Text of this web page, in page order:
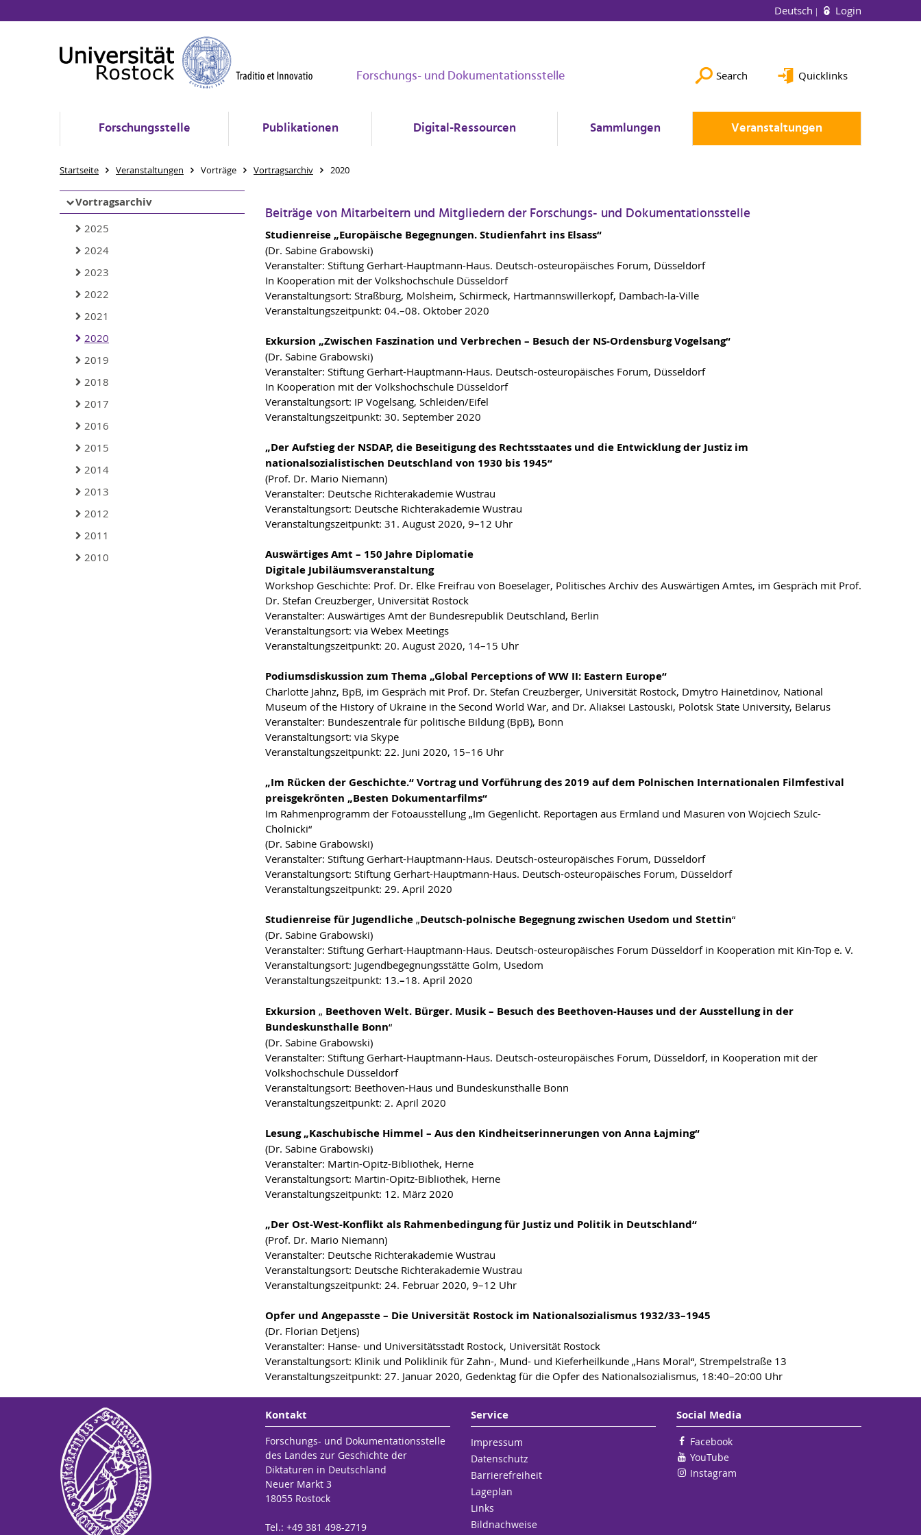
Deutsch Login
Forschungs- und Dokumentationsstelle Search Quicklinks
Forschungsstelle Publikationen Digital-Ressourcen Sammlungen Veranstaltungen
Startseite Veranstaltungen Vorträge Vortragsarchiv 2020
Vortragsarchiv
2025
2024
2023
2022
2021
2020
2019
2018
2017
2016
2015
2014
2013
2012
2011
2010
Beiträge von Mitarbeitern und Mitgliedern der Forschungs- und Dokumentationsstelle
Studienreise „Europäische Begegnungen. Studienfahrt ins Elsass“
(Dr. Sabine Grabowski)
Veranstalter: Stiftung Gerhart-Hauptmann-Haus. Deutsch-osteuropäisches Forum, Düsseldorf
In Kooperation mit der Volkshochschule Düsseldorf
Veranstaltungsort: Straßburg, Molsheim, Schirmeck, Hartmannswillerkopf, Dambach-la-Ville
Veranstaltungszeitpunkt: 04.–08. Oktober 2020
Exkursion „Zwischen Faszination und Verbrechen – Besuch der NS-Ordensburg Vogelsang“
(Dr. Sabine Grabowski)
Veranstalter: Stiftung Gerhart-Hauptmann-Haus. Deutsch-osteuropäisches Forum, Düsseldorf
In Kooperation mit der Volkshochschule Düsseldorf
Veranstaltungsort: IP Vogelsang, Schleiden/Eifel
Veranstaltungszeitpunkt: 30. September 2020
„Der Aufstieg der NSDAP, die Beseitigung des Rechtsstaates und die Entwicklung der Justiz im
nationalsozialistischen Deutschland von 1930 bis 1945“
(Prof. Dr. Mario Niemann)
Veranstalter: Deutsche Richterakademie Wustrau
Veranstaltungsort: Deutsche Richterakademie Wustrau
Veranstaltungszeitpunkt: 31. August 2020, 9–12 Uhr
Auswärtiges Amt – 150 Jahre Diplomatie
Digitale Jubiläumsveranstaltung
Workshop Geschichte: Prof. Dr. Elke Freifrau von Boeselager, Politisches Archiv des Auswärtigen Amtes, im Gespräch mit Prof.
Dr. Stefan Creuzberger, Universität Rostock
Veranstalter: Auswärtiges Amt der Bundesrepublik Deutschland, Berlin
Veranstaltungsort: via Webex Meetings
Veranstaltungszeitpunkt: 20. August 2020, 14–15 Uhr
Podiumsdiskussion zum Thema „Global Perceptions of WW II: Eastern Europe“
Charlotte Jahnz, BpB, im Gespräch mit Prof. Dr. Stefan Creuzberger, Universität Rostock, Dmytro Hainetdinov, National
Museum of the History of Ukraine in the Second World War, and Dr. Aliaksei Lastouski, Polotsk State University, Belarus
Veranstalter: Bundeszentrale für politische Bildung (BpB), Bonn
Veranstaltungsort: via Skype
Veranstaltungszeitpunkt: 22. Juni 2020, 15–16 Uhr
„Im Rücken der Geschichte.“ Vortrag und Vorführung des 2019 auf dem Polnischen Internationalen Filmfestival
preisgekrönten „Besten Dokumentarfilms“
Im Rahmenprogramm der Fotoausstellung „Im Gegenlicht. Reportagen aus Ermland und Masuren von Wojciech Szulc-
Cholnicki“
(Dr. Sabine Grabowski)
Veranstalter: Stiftung Gerhart-Hauptmann-Haus. Deutsch-osteuropäisches Forum, Düsseldorf
Veranstaltungsort: Stiftung Gerhart-Hauptmann-Haus. Deutsch-osteuropäisches Forum, Düsseldorf
Veranstaltungszeitpunkt: 29. April 2020
Studienreise für Jugendliche „Deutsch-polnische Begegnung zwischen Usedom und Stettin“
(Dr. Sabine Grabowski)
Veranstalter: Stiftung Gerhart-Hauptmann-Haus. Deutsch-osteuropäisches Forum Düsseldorf in Kooperation mit Kin-Top e. V.
Veranstaltungsort: Jugendbegegnungsstätte Golm, Usedom
Veranstaltungszeitpunkt: 13.–18. April 2020
Exkursion „ Beethoven Welt. Bürger. Musik – Besuch des Beethoven-Hauses und der Ausstellung in der
Bundeskunsthalle Bonn“
(Dr. Sabine Grabowski)
Veranstalter: Stiftung Gerhart-Hauptmann-Haus. Deutsch-osteuropäisches Forum, Düsseldorf, in Kooperation mit der
Volkshochschule Düsseldorf
Veranstaltungsort: Beethoven-Haus und Bundeskunsthalle Bonn
Veranstaltungszeitpunkt: 2. April 2020
Lesung „Kaschubische Himmel – Aus den Kindheitserinnerungen von Anna Łajming“
(Dr. Sabine Grabowski)
Veranstalter: Martin-Opitz-Bibliothek, Herne
Veranstaltungsort: Martin-Opitz-Bibliothek, Herne
Veranstaltungszeitpunkt: 12. März 2020
„Der Ost-West-Konflikt als Rahmenbedingung für Justiz und Politik in Deutschland“
(Prof. Dr. Mario Niemann)
Veranstalter: Deutsche Richterakademie Wustrau
Veranstaltungsort: Deutsche Richterakademie Wustrau
Veranstaltungszeitpunkt: 24. Februar 2020, 9–12 Uhr
Opfer und Angepasste – Die Universität Rostock im Nationalsozialismus 1932/33–1945
(Dr. Florian Detjens)
Veranstalter: Hanse- und Universitätsstadt Rostock, Universität Rostock
Veranstaltungsort: Klinik und Poliklinik für Zahn-, Mund- und Kieferheilkunde „Hans Moral“, Strempelstraße 13
Veranstaltungszeitpunkt: 27. Januar 2020, Gedenktag für die Opfer des Nationalsozialismus, 18:40–20:00 Uhr
Kontakt
Forschungs- und Dokumentationsstelle
des Landes zur Geschichte der
Diktaturen in Deutschland
Neuer Markt 3
18055 Rostock
Tel.: +49 381 498-2719
Service
Impressum
Datenschutz
Barrierefreiheit
Lageplan
Links
Bildnachweise
Social Media
Facebook
YouTube
Instagram